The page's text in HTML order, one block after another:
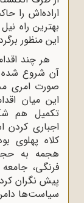
اراده‌اش را
بهترین راه
این منظور
هر چند
صورت امرى
این میان
تکمیل هم
اجبارى کردن
کلاه پهلوى
هجمه به
‌فرنگى،
پیش نگران
سیاست‌ها